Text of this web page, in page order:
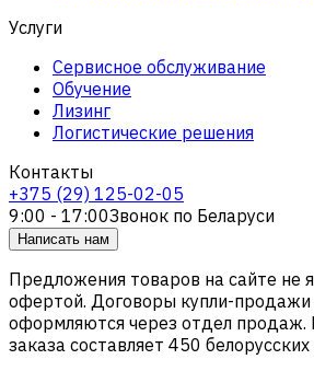
Услуги
Сервисное обслуживание
Обучение
Лизинг
Логистические решения
Контакты
+375 (29) 125-02-05
9:00 - 17:00Звонок по Беларуси
Написать нам
Предложения товаров на сайте не
офертой. Договоры купли-продажи
оформляются через отдел продаж.
заказа составляет 450 белорусских